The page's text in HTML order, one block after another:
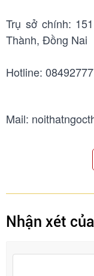
Trụ sở chính:
Thành, Đồng Nai
Hotline:
Mail:
Nhận xét